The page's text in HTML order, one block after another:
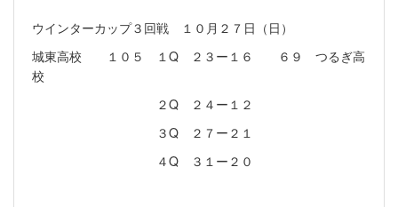
ウインターカップ３回戦 １０月２７日（日）
城東高校 １０５ １Q ２３ー１６ ６９ つるぎ高
校
２Q ２４ー１２
３Q ２７ー２１
４Q ３１ー２０